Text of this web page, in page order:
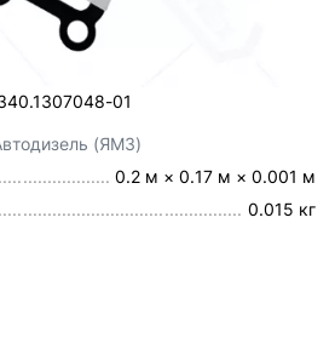
01
(ЯМЗ)
0.2 м × 0.17 м × 0.001 м
0.015 кг